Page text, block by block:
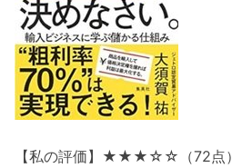
【私の評価】★★★☆☆（72点）